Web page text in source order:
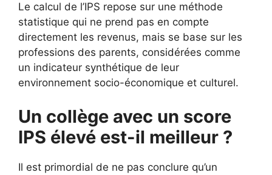
Le calcul de l’IPS repose sur une méthode
statistique qui ne prend pas en compte
directement les revenus, mais se base sur les
professions des parents, considérées comme
un indicateur synthétique de leur
environnement socio-économique et culturel.
Un collège avec un score
IPS élevé est-il meilleur ?
Il est primordial de ne pas conclure qu’un